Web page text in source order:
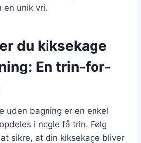
en unik vri.
du kiksekage
En trin-for-
uden bagning er en enkel
i nogle få trin. Følg
sikre, at din kiksekage bliver